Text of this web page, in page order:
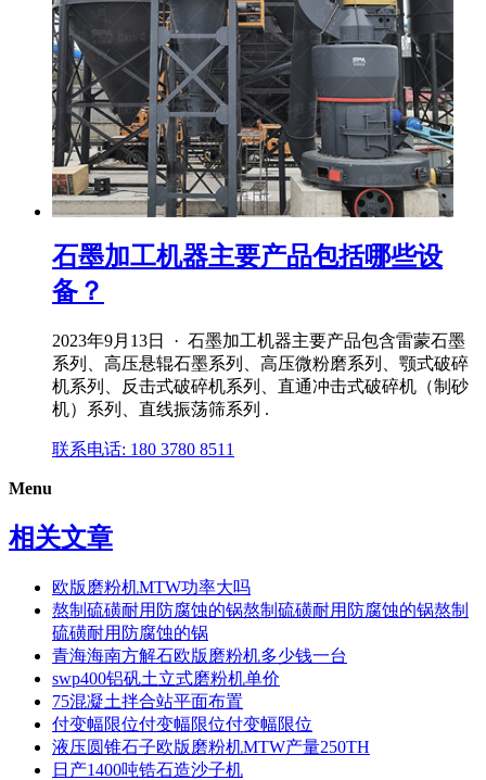
石墨加工机器主要产品包括哪些设
备？
2023年9月13日 · 石墨加工机器主要产品包含雷蒙石墨
系列、高压悬辊石墨系列、高压微粉磨系列、颚式破碎
机系列、反击式破碎机系列、直通冲击式破碎机（制砂
机）系列、直线振荡筛系列 .
联系电话: 180 3780 8511
Menu
相关文章
欧版磨粉机MTW功率大吗
熬制硫磺耐用防腐蚀的锅熬制硫磺耐用防腐蚀的锅熬制
硫磺耐用防腐蚀的锅
青海海南方解石欧版磨粉机多少钱一台
swp400铝矾土立式磨粉机单价
75混凝土拌合站平面布置
付变幅限位付变幅限位付变幅限位
液压圆锥石子欧版磨粉机MTW产量250TH
日产1400吨锆石造沙子机